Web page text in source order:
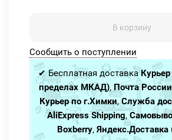
В корзину
Сообщить о поступлении
✔ Бесплатная доставка
пределах МКАД), Почта России
Курьер по г.Химки,Служба
AliExpress Shipping,
Boxberry,